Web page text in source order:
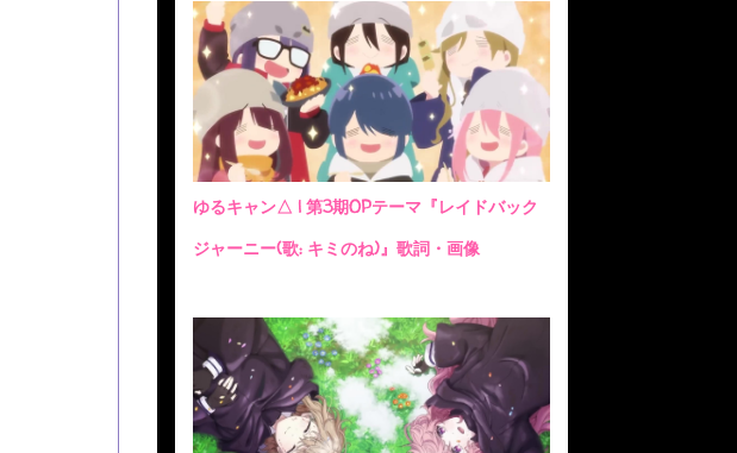
ゆるキャン△ | 第3期OPテーマ『レイドバック
ジャーニー(歌: キミのね)』歌詞・画像